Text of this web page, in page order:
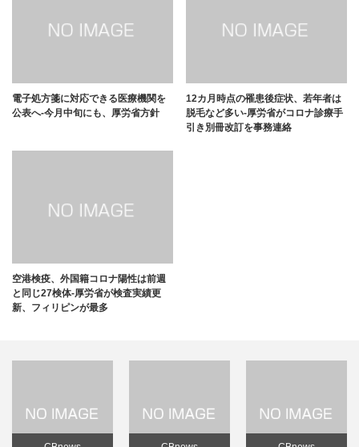
電子処方箋に対応できる医療機関を
公表へ-今月中旬にも、厚労省方針
12カ月時点の罹患後症状、若年者は
脱毛など多い-厚労省がコロナ診療手
引き別冊改訂を事務連絡
空港検疫、外国籍コロナ陽性は前週
と同じ27検体-厚労省が検査実績更
新、フィリピンが最多